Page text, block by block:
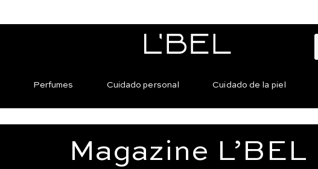
Perfumes Cuidado personal Cuidado de la piel
Magazine L’BEL